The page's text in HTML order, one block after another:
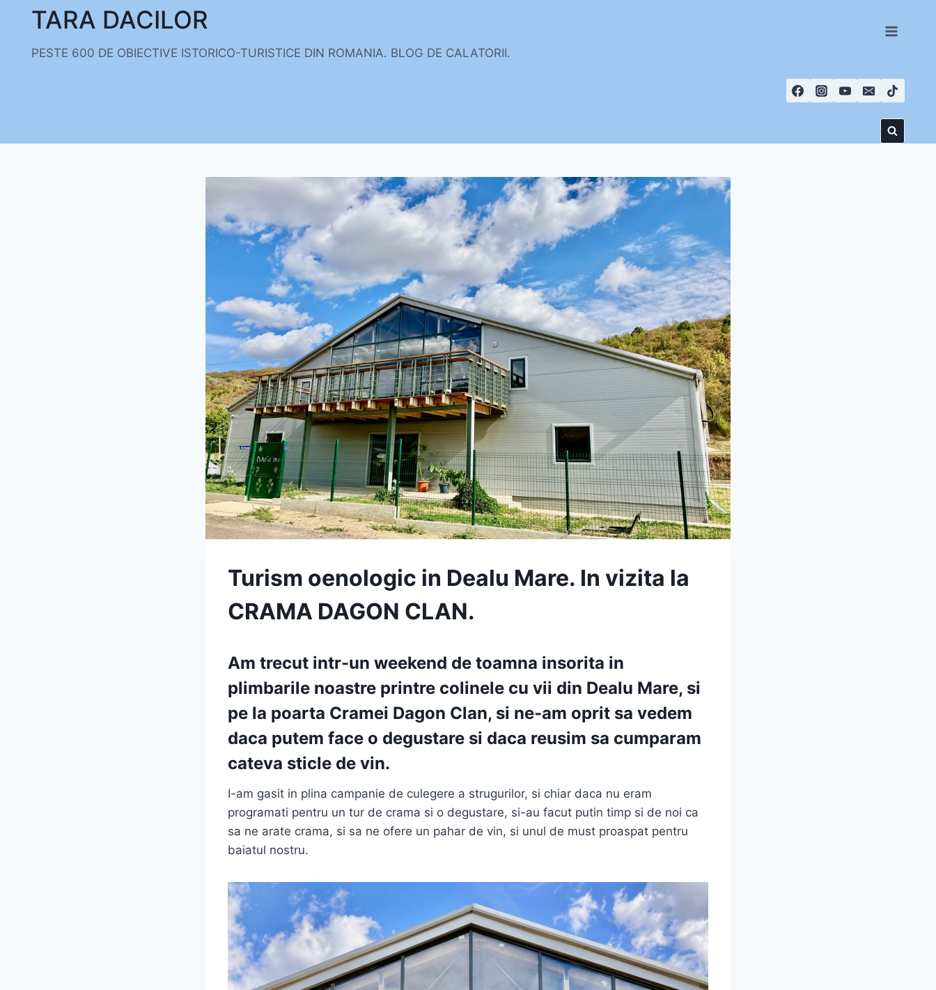
content
TARA DACILOR
PESTE 600 DE OBIECTIVE ISTORICO-TURISTICE DIN ROMANIA. BLOG DE CALATORII.
Turism oenologic in Dealu Mare. In vizita la
CRAMA DAGON CLAN.
Am trecut intr-un weekend de toamna insorita in
plimbarile noastre printre colinele cu vii din Dealu Mare, si
pe la poarta Cramei Dagon Clan, si ne-am oprit sa vedem
daca putem face o degustare si daca reusim sa cumparam
cateva sticle de vin.
I-am gasit in plina campanie de culegere a strugurilor, si chiar daca nu eram
programati pentru un tur de crama si o degustare, si-au facut putin timp si de noi ca
sa ne arate crama, si sa ne ofere un pahar de vin, si unul de must proaspat pentru
baiatul nostru.